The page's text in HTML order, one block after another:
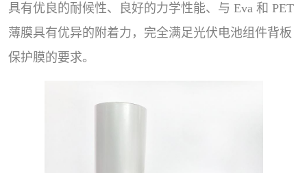
具有优良的耐候性、良好的力学性能、与 Eva 和 PET
薄膜具有优异的附着力，完全满足光伏电池组件背板
保护膜的要求。